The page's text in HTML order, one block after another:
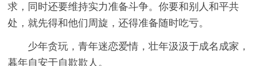
求，同时还要维持实力准备斗争。你要和别人和平共
处，就先得和他们周旋，还得准备随时吃亏。
少年贪玩，青年迷恋爱情，壮年汲汲于成名成家，
暮年自安于自欺欺人。